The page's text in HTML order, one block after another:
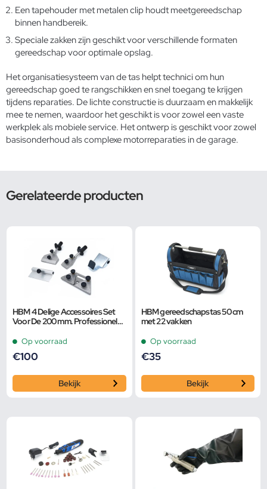
Een tapehouder met metalen clip houdt meetgereedschap
binnen handbereik.
Speciale zakken zijn geschikt voor verschillende formaten
gereedschap voor optimale opslag.
Het organisatiesysteem van de tas helpt technici om hun
gereedschap goed te rangschikken en snel toegang te krijgen
tijdens reparaties. De lichte constructie is duurzaam en makkelijk
mee te nemen, waardoor het geschikt is voor zowel een vaste
werkplek als mobiele service. Het ontwerp is geschikt voor zowel
basisonderhoud als complexe motorreparaties in de garage.
Gerelateerde producten
HBM 4 Delige Accessoires Set
Voor De 200 mm. Professionele
Gereedschapslijpmach
Op voorraad
€100
Bekijk
HBM gereedschapstas 50 cm
met 22 vakken
Op voorraad
€35
Bekijk